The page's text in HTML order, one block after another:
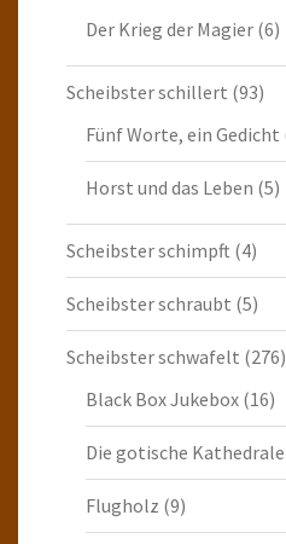
Der Krieg der Magier (6)
Scheibster schillert (93)
Fünf Worte, ein Gedicht
Horst und das Leben (5)
Scheibster schimpft (4)
Scheibster schraubt (5)
Scheibster schwafelt (276)
Black Box Jukebox (16)
Die gotische
Flugholz (9)